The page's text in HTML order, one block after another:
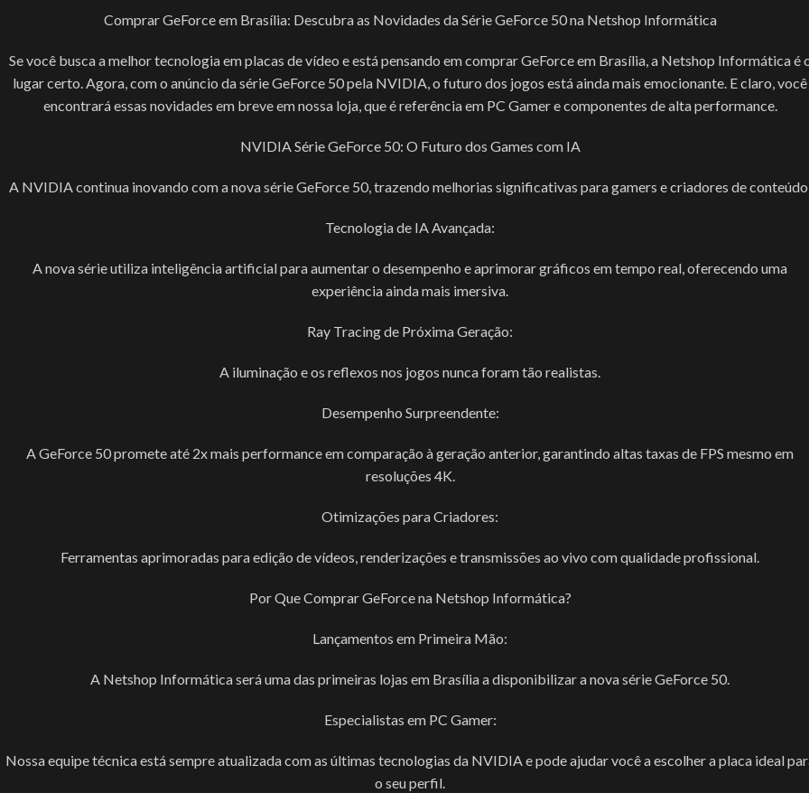
Comprar GeForce em Brasília: Descubra as Novidades da Série GeForce 50 na Netshop Informática
Se você busca a melhor tecnologia em placas de vídeo e está pensando em comprar GeForce em Brasília, a Netshop Informática é
lugar certo. Agora, com o anúncio da série GeForce 50 pela NVIDIA, o futuro dos jogos está ainda mais emocionante. E claro, você
encontrará essas novidades em breve em nossa loja, que é referência em PC Gamer e componentes de alta performance.
NVIDIA Série GeForce 50: O Futuro dos Games com IA
A NVIDIA continua inovando com a nova série GeForce 50, trazendo melhorias significativas para gamers e criadores de
Tecnologia de IA Avançada:
A nova série utiliza inteligência artificial para aumentar o desempenho e aprimorar gráficos em tempo real, oferecendo uma
experiência ainda mais imersiva.
Ray Tracing de Próxima Geração:
A iluminação e os reflexos nos jogos nunca foram tão realistas.
Desempenho Surpreendente:
A GeForce 50 promete até 2x mais performance em comparação à geração anterior, garantindo altas taxas de FPS mesmo em
resoluções 4K.
Otimizações para Criadores:
Ferramentas aprimoradas para edição de vídeos, renderizações e transmissões ao vivo com qualidade profissional.
Por Que Comprar GeForce na Netshop Informática?
Lançamentos em Primeira Mão:
A Netshop Informática será uma das primeiras lojas em Brasília a disponibilizar a nova série GeForce 50.
Especialistas em PC Gamer:
Nossa equipe técnica está sempre atualizada com as últimas tecnologias da NVIDIA e pode ajudar você a escolher a placa ideal
o seu perfil.